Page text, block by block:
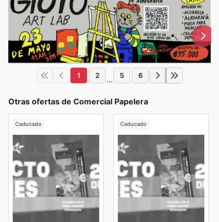
1 2 ... 5 6
Otras ofertas de Comercial Papelera
Caducado Caducado